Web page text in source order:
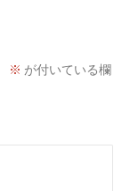
※ が付いている欄